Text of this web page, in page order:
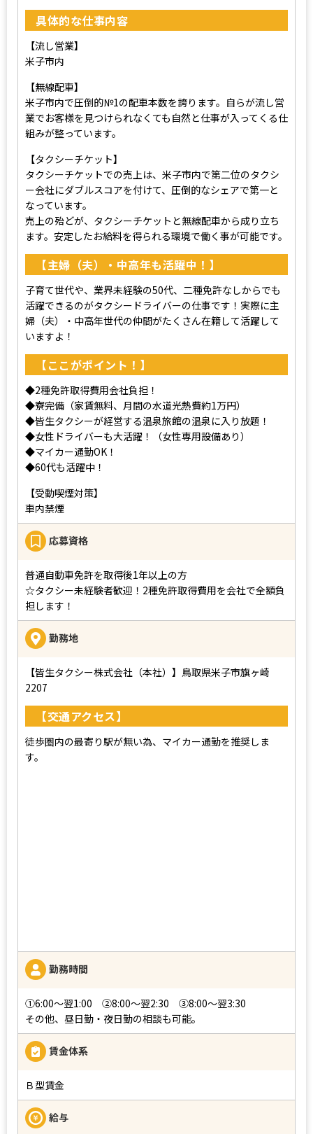
具体的な仕事内容
【流し営業】
米子市内
【無線配車】
米子市内で圧倒的№1の配車本数を誇ります。自らが流し営
業でお客様を見つけられなくても自然と仕事が入ってくる仕
組みが整っています。
【タクシーチケット】
タクシーチケットでの売上は、米子市内で第二位のタクシ
ー会社にダブルスコアを付けて、圧倒的なシェアで第一と
なっています。
売上の殆どが、タクシーチケットと無線配車から成り立ち
ます。安定したお給料を得られる環境で働く事が可能です。
【主婦（夫）・中高年も活躍中！】
子育て世代や、業界未経験の50代、二種免許なしからでも
活躍できるのがタクシードライバーの仕事です！実際に主
婦（夫）・中高年世代の仲間がたくさん在籍して活躍して
いますよ！
【ここがポイント！】
◆2種免許取得費用会社負担！
◆寮完備（家賃無料、月間の水道光熱費約1万円）
◆皆生タクシーが経営する温泉旅館の温泉に入り放題！
◆女性ドライバーも大活躍！（女性専用設備あり）
◆マイカー通勤OK！
◆60代も活躍中！
【受動喫煙対策】
車内禁煙
応募資格
普通自動車免許を取得後1年以上の方
☆タクシー未経験者歓迎！2種免許取得費用を会社で全額負
担します！
勤務地
【皆生タクシー株式会社（本社）】 鳥取県米子市旗ヶ崎
2207
【交通アクセス】
徒歩圏内の最寄り駅が無い為、マイカー通勤を推奨しま
す。
勤務時間
➀6:00～翌1:00 ➁8:00～翌2:30 ➂8:00～翌3:30
その他、昼日勤・夜日勤の相談も可能。
賃金体系
Ｂ型賃金
給与